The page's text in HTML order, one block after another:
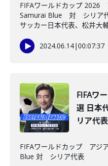
FIFAワールドカップ 2026
Samurai Blue 対 シリア
サッカー日本代表、松井大
2024.06.14|00:07:37
FIFAワ
選 日本
リア代表
FIFAワールドカップ アジ
Blue 対 シリア代表